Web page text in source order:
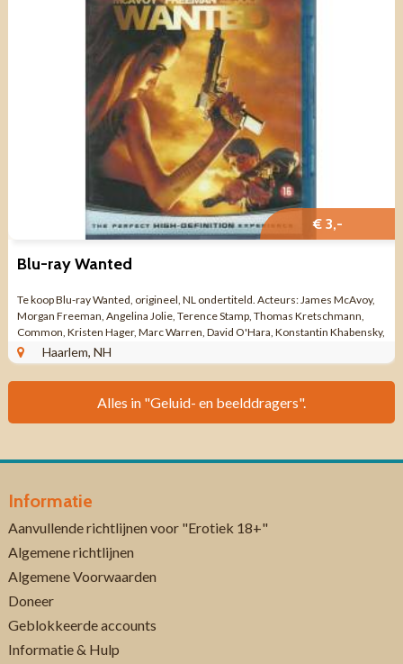
€ 3,-
Blu-ray Wanted
Te koop Blu-ray Wanted, origineel, NL ondertiteld. Acteurs: James McAvoy,
Morgan Freeman, Angelina Jolie, Terence Stamp, Thomas Kretschmann,
Common, Kristen Hager, Marc Warren, David O'Hara, Konstantin Khabensky,
Dato Bakhtadze Chris ...
Haarlem, NH
Alles in "Geluid- en beelddragers".
Informatie
Aanvullende richtlijnen voor "Erotiek 18+"
Algemene richtlijnen
Algemene Voorwaarden
Doneer
Geblokkeerde accounts
Informatie & Hulp